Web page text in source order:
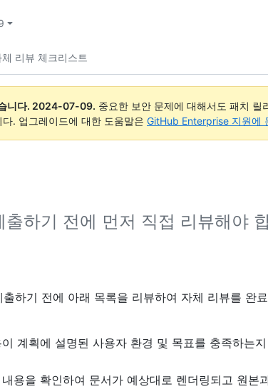
체 리뷰 체크리스트
니다. 2024-07-09. 중요한 보안 문제에 대해서도 패치
다. 업그레이드에 대한 도움말은 GitHub Enterprise 지원에
하기 전에 먼저 직접 리뷰해야
하기 전에 아래 목록을 리뷰하여 자체 리뷰를 완료
계획에 설명된 사용자 환경 및 목표를 충족하는지
용을 확인하여 문서가 예상대로 렌더링되고 원본